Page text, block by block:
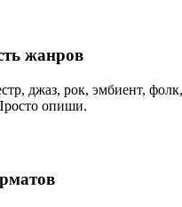
жанров
джаз, рок, эмбиент,
опиши.